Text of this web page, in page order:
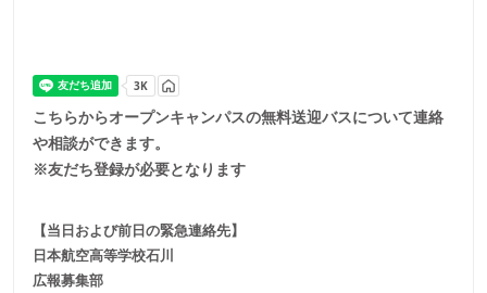
こちらからオープンキャンパスの無料送迎バスについて連絡
や相談ができます。
※友だち登録が必要となります
【当日および前日の緊急連絡先】
日本航空高等学校石川
広報募集部